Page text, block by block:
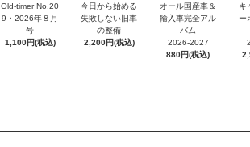
Old-timer No.20
9・2026年８月
号
1,100円(税込)
今日から始める
失敗しない旧車
の整備
2,200円(税込)
オール国産車＆
輸入車完全アル
バム
2026-2027
880円(税込)
キ
ー